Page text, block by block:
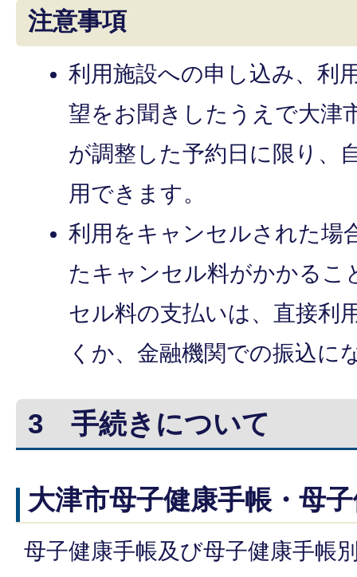
注意事項
利用施設への申し込み、利
望をお聞きしたうえで大津
が調整した予約日に限り、
用できます。
利用をキャンセルされた場
たキャンセル料がかかるこ
セル料の支払いは、直接利
くか、金融機関での振込に
3 手続きについて
大津市母子健康手帳・母
母子健康手帳及び母子健康手帳